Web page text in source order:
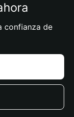
confianza de